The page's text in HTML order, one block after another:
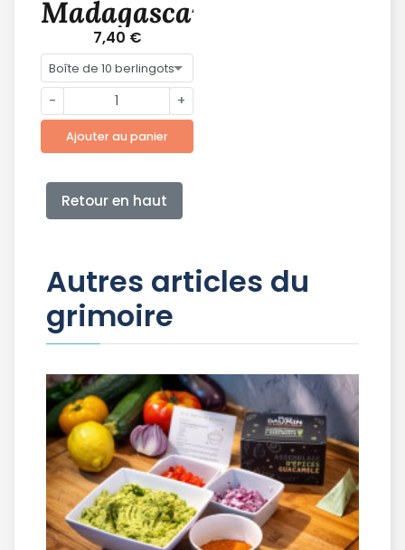
Madagascar
7,40 €
- +
Ajouter au panier
Retour en haut
Autres articles du
grimoire